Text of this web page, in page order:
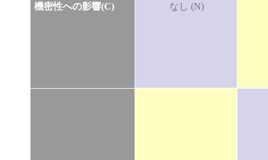
機密性への影響(C) なし (N)